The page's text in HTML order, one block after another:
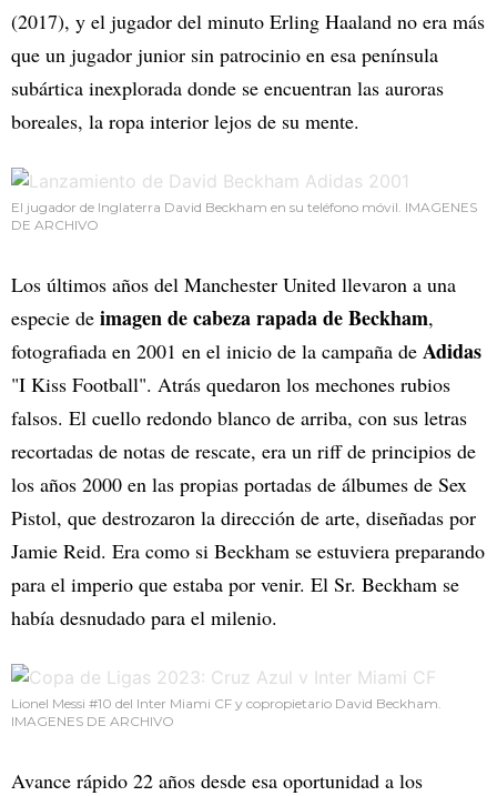
(2017), y el jugador del minuto Erling Haaland no era más
que un jugador junior sin patrocinio en esa península
subártica inexplorada donde se encuentran las auroras
boreales, la ropa interior lejos de su mente.
El jugador de Inglaterra David Beckham en su teléfono móvil. IMAGENES
DE ARCHIVO
Los últimos años del Manchester United llevaron a una
especie de imagen de cabeza rapada de Beckham,
fotografiada en 2001 en el inicio de la campaña de Adidas
"I Kiss Football". Atrás quedaron los mechones rubios
falsos. El cuello redondo blanco de arriba, con sus letras
recortadas de notas de rescate, era un riff de principios de
los años 2000 en las propias portadas de álbumes de Sex
Pistol, que destrozaron la dirección de arte, diseñadas por
Jamie Reid. Era como si Beckham se estuviera preparando
para el imperio que estaba por venir. El Sr. Beckham se
había desnudado para el milenio.
Lionel Messi #10 del Inter Miami CF y copropietario David Beckham.
IMAGENES DE ARCHIVO
Avance rápido 22 años desde esa oportunidad a los